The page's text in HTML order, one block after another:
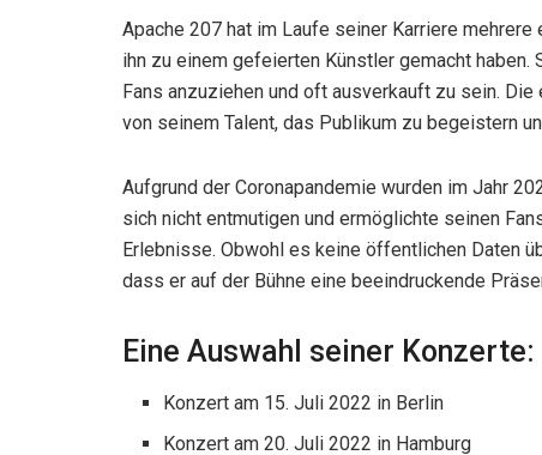
Apache 207 hat im Laufe seiner Karriere
ihn zu einem gefeierten Künstler gemacht
Fans anzuziehen und oft ausverkauft zu sein.
von seinem Talent, das Publikum zu begeistern
Aufgrund der Coronapandemie wurden im Jahr
sich nicht entmutigen und ermöglichte seinen
Erlebnisse. Obwohl es keine öffentlichen Daten
dass er auf der Bühne eine beeindruckende
Eine Auswahl seiner Konzerte:
Konzert am 15. Juli 2022 in Berlin
Konzert am 20. Juli 2022 in Hamburg